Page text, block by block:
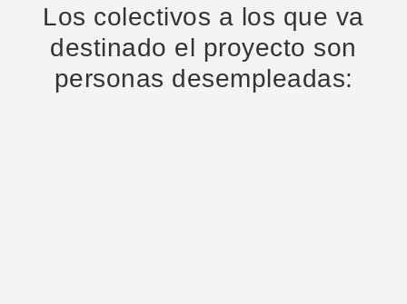
Los colectivos a los que va
destinado el proyecto son
personas desempleadas: